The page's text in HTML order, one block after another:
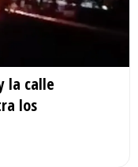
la calle
los